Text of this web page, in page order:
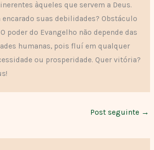
àqueles que servem a Deus.
encarado suas debilidades? Obstáculo
poder do Evangelho não depende das
humanas, pois fluí em qualquer
ou prosperidade. Quer vitória?
Post seguinte →